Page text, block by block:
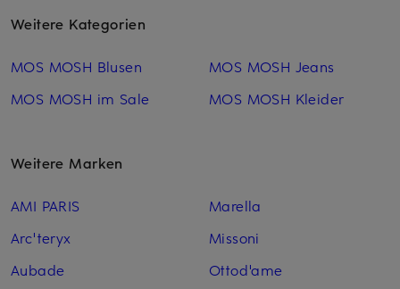
Weitere Kategorien
MOS MOSH Blusen
MOS MOSH im Sale
MOS MOSH Jeans
MOS MOSH Kleider
Weitere Marken
AMI PARIS
Arc'teryx
Aubade
Marella
Missoni
Ottod'ame